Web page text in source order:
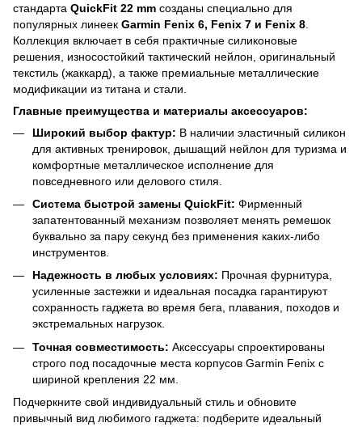
стандарта QuickFit 22 mm созданы специально для
популярных линеек Garmin Fenix 6, Fenix 7 и Fenix 8
Коллекция включает в себя практичные силиконовые
решения, износостойкий тактический нейлон, оригинальный
текстиль (жаккард), а также премиальные металлические
модификации из титана и стали.
Главные преимущества и материалы аксессуаров:
Широкий выбор фактур: В наличии эластичный силикон
для активных тренировок, дышащий нейлон для туризма и
комфортные металлическое исполнение для
повседневного или делового стиля.
Система быстрой замены QuickFit: Фирменный
запатентованный механизм позволяет менять ремешок
буквально за пару секунд без применения каких-либо
инструментов.
Надежность в любых условиях: Прочная фурнитура,
усиленные застежки и идеальная посадка гарантируют
сохранность гаджета во время бега, плавания, походов и
экстремальных нагрузок.
Точная совместимость: Аксессуары спроектированы
строго под посадочные места корпусов Garmin Fenix с
шириной крепления 22 мм.
Подчеркните свой индивидуальный стиль и обновите
привычный вид любимого гаджета: подберите идеальный